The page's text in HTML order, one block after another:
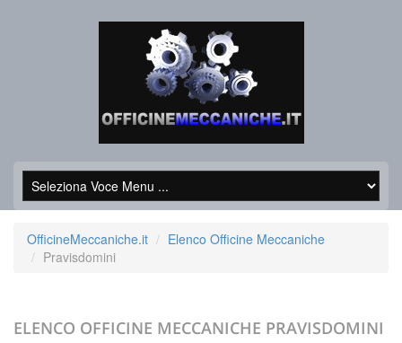
OfficineMeccaniche.it
Elenco Officine Meccaniche
Pravisdomini
ELENCO OFFICINE MECCANICHE PRAVISDOMINI